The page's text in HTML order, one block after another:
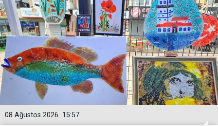
15:57
08 Ağustos 2026